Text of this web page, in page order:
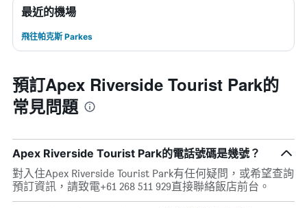
最近的機場
飛往帕克斯 Parkes
預訂Apex Riverside Tourist Park的
常見問題
Apex Riverside Tourist Park的電話號碼是幾號？
對入住Apex Riverside Tourist Park有任何疑問，或希望查詢
預訂資訊，請致電+61 268 511 929直接聯絡飯店前台。